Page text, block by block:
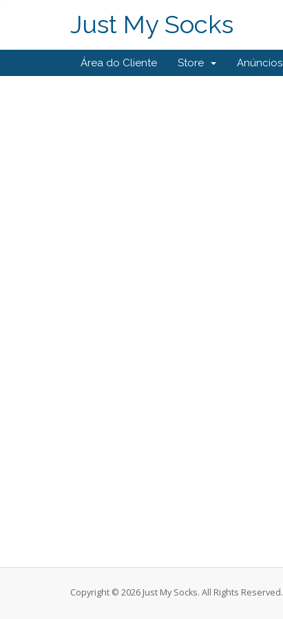
Just My Socks
Área do Cliente Store Anúncios
Copyright © 2026 Just My Socks. All Rights Reserved.